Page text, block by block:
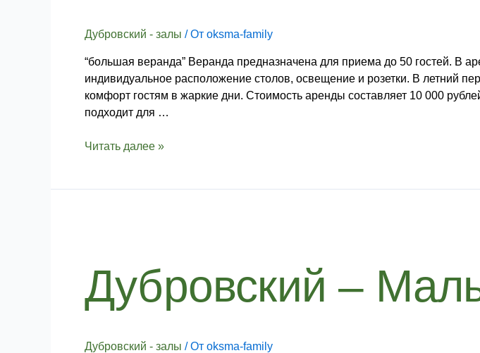
Дубровский - залы / От oksma-family
“большая веранда” Веранда предназначена для приема до 50 гостей. В
индивидуальное расположение столов, освещение и розетки. В летний
комфорт гостям в жаркие дни. Стоимость аренды составляет 10 000
подходит для …
Читать далее »
Дубровский –
Дубровский - залы / От oksma-family
конференц-
зал